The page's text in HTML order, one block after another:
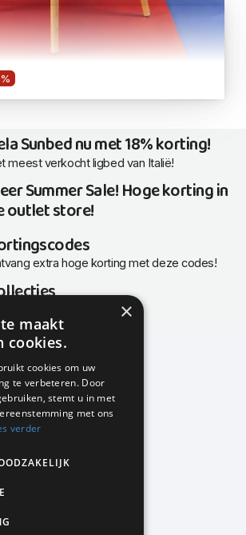
Sunbed nu met 18% korting!
meest verkocht ligbed van Italië!
Summer Sale! Hoge korting in
outlet store!
extra hoge korting met deze codes!
en populaire collecties
×
maakt
cookies.
cookies om uw
te verbeteren. Door
stemt u in met
met ons
verder